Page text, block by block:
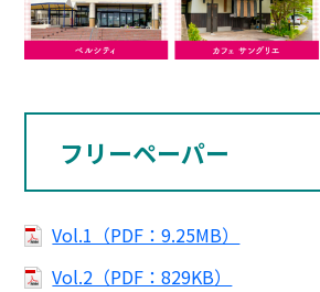
フリーペーパー
Vol.1（PDF：9.25MB）
Vol.2（PDF：829KB）